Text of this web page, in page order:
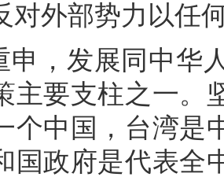
对外部势力以任
申，发展同中华
主要支柱之一。
个中国，台湾
国政府是代表全